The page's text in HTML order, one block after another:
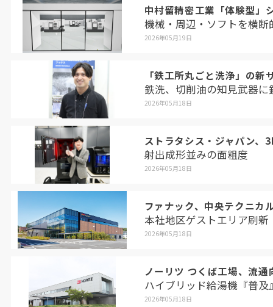
中村留精密工業「体験型」
機械・周辺・ソフトを横断
2026年05月19日
「鉄工所丸ごと洗浄」の新
鉄洗、切削油の知見武器
2026年05月18日
ストラタシス・ジャパン
射出成形並みの面粗度
2026年05月18日
ファナック、中央テクニカ
本社地区ゲストエリア刷新
2026年05月18日
ノーリツ つくば工場、流
ハイブリッド給湯機『普及
2026年05月18日